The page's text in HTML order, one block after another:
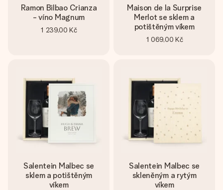
Ramon Bilbao Crianza
- víno Magnum
1 239,00 Kč
Maison de la Surprise
Merlot se sklem a
potištěným víkem
1 069,00 Kč
Salentein Malbec se
sklem a potištěným
víkem
Salentein Malbec se
skleněným a rytým
víkem